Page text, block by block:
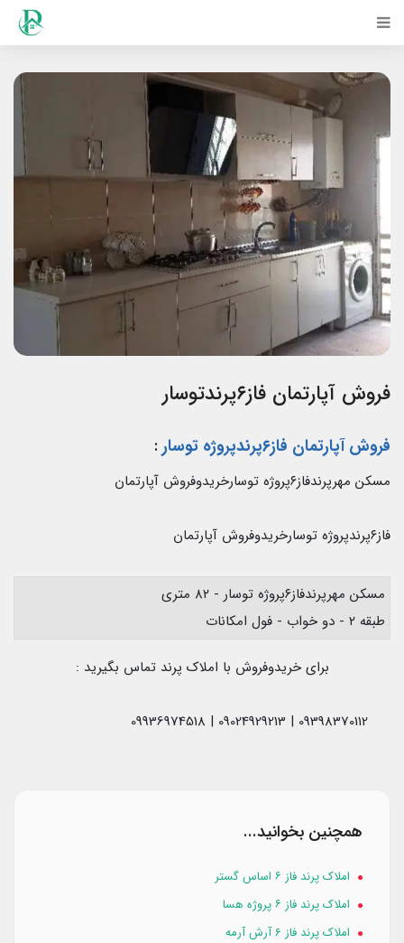
فروش آپارتمان فاز۶پرندتوسار
فروش آپارتمان فاز۶پرندپروژه توسار :
مسکن مهرپرندفاز۶پروژه توسارخریدوفروش آپارتمان
فاز۶پرندپروژه توسارخریدوفروش آپارتمان
مسکن مهرپرندفاز۶پروژه توسار - ۸۲ متری
طبقه ۲ - دو خواب - فول امکانات
برای خریدوفروش با املاک پرند تماس بگیرید :
همچنین بخوانید...
املاک پرند فاز ۶ اساس گستر
املاک پرند فاز ۶ پروژه هسا
املاک پرند فاز 6 آرش آرمه